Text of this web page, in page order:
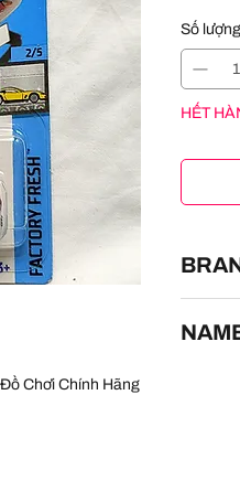
Chơi Chính Hãng
Số lượng
HẾT